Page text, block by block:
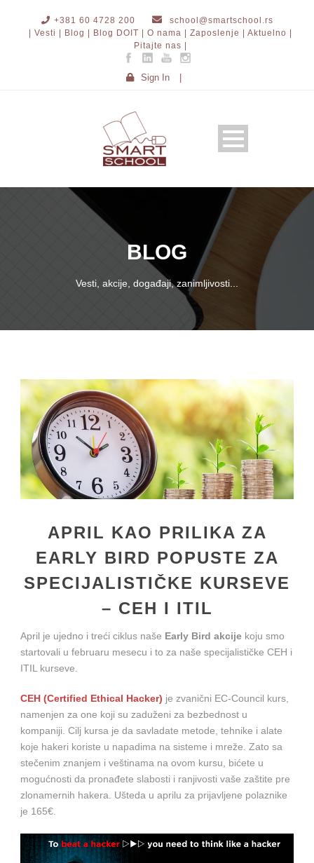
+381 60 4728 200
school@smartschool.rs
| Vesti |
Blog | Blog DOIT | O nama | Zaposlenje |
Aktuelno |
Pitajte nas |
Sign In
BLOG
Vesti, akcije, događaji, zanimljivosti...
APRIL KAO PRILIKA ZA
EARLY BIRD POPUSTE ZA
SPECIJALISTIČKE KURSEVE
– CEH I ITIL
April je ujedno i treći ciklus naše Early Bird akcije koju smo
startovali u februaru mesecu i to za naše specijalističke CEH i
ITIL kurseve.
CEH (Certified Ethical Hacker) je zvanični EC-Council kurs,
namenjen za one koji su zaduženi za bezbednost u
kompaniji. Cilj kursa je da savladate metode, tehnike i alate
koje hakeri koriste u napadima na sisteme i mreže. Zato sa
stečenim znanjem i veštinama na ovom kursu, bićete u
mogućnosti da pronađete slabosti i ranjivosti vaše zaštite pre
zlonamernih hakera. Ušteda u aprilu za prijavljene polaznike
je 165€.